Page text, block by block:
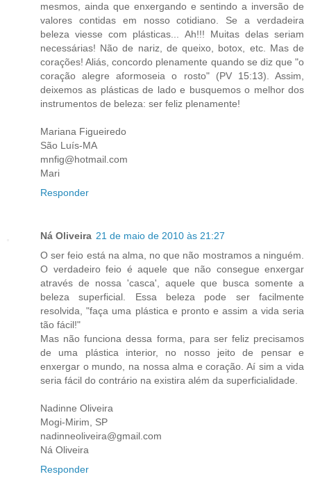
mesmos, ainda que enxergando e sentindo a inversão de
valores contidas em nosso cotidiano. Se a verdadeira
beleza viesse com plásticas... Ah!!! Muitas delas seriam
necessárias! Não de nariz, de queixo, botox, etc. Mas de
corações! Aliás, concordo plenamente quando se diz que "o
coração alegre aformoseia o rosto" (PV 15:13). Assim,
deixemos as plásticas de lado e busquemos o melhor dos
instrumentos de beleza: ser feliz plenamente!
Mariana Figueiredo
São Luís-MA
mnfig@hotmail.com
Mari
Responder
Ná Oliveira 21 de maio de 2010 às 21:27
O ser feio está na alma, no que não mostramos a ninguém.
O verdadeiro feio é aquele que não consegue enxergar
através de nossa 'casca', aquele que busca somente a
beleza superficial. Essa beleza pode ser facilmente
resolvida, "faça uma plástica e pronto e assim a vida seria
tão fácil!"
Mas não funciona dessa forma, para ser feliz precisamos
de uma plástica interior, no nosso jeito de pensar e
enxergar o mundo, na nossa alma e coração. Aí sim a vida
seria fácil do contrário na existira além da superficialidade.
Nadinne Oliveira
Mogi-Mirim, SP
nadinneoliveira@gmail.com
Ná Oliveira
Responder